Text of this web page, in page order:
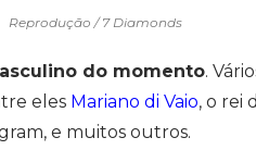
Reprodução / 7 Diamonds
do momento.
eles Mariano di Vaio, o rei
e muitos outros.